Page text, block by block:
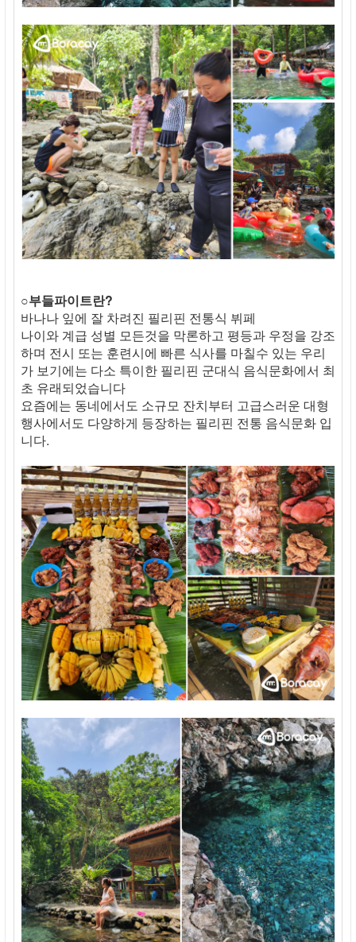
○부들파이트란?
바나나 잎에 잘 차려진 필리핀 전통식 뷔페
나이와 계급 성별 모든것을 막론하고 평등과 우정을 강조
하며 전시 또는 훈련시에 빠른 식사를 마칠수 있는 우리
가 보기에는 다소 특이한 필리핀 군대식 음식문화에서 최
초 유래되었습니다
요즘에는 동네에서도 소규모 잔치부터 고급스러운 대형
행사에서도 다양하게 등장하는 필리핀 전통 음식문화 입
니다.